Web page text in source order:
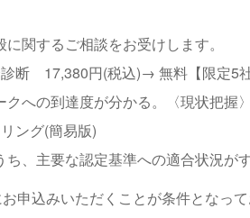
関するご相談をお受けします。
断 17,380円(税込)→ 無料【限定5社
への到達度が分かる。〈現状把握〉
ング(簡易版)
、主要な認定基準への適合状況が
申込みいただくことが条件となって